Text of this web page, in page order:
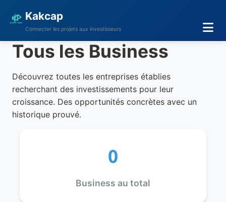
Kakcap
Connecter les projets aux investisseurs
Tous les Business
Découvrez toutes les entreprises établies
recherchant des investissements pour leur
croissance. Des opportunités concrètes avec un
historique prouvé.
0
Business au total